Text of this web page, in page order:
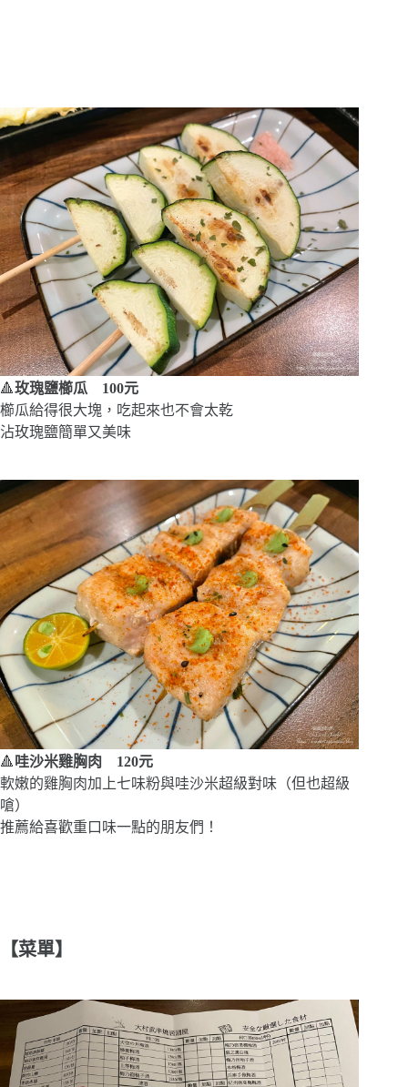
🔺玫瑰鹽櫛瓜 100元
櫛瓜給得很大塊，吃起來也不會太乾
沾玫瑰鹽簡單又美味
🔺 哇沙米雞胸肉 120元
軟嫩的雞胸肉加上七味粉與哇沙米超級對味（但也超級
嗆）
推薦給喜歡重口味一點的朋友們！
【菜單】